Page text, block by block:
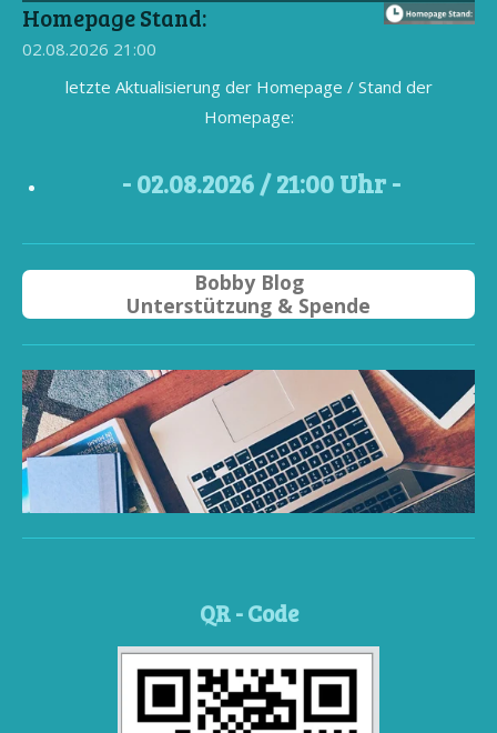
Homepage Stand:
02.08.2026 21:00
letzte Aktualisierung der Homepage / Stand der
Homepage:
- 02.08.2026 / 21:00 Uhr -
Bobby Blog
Unterstützung & Spende
QR - Code